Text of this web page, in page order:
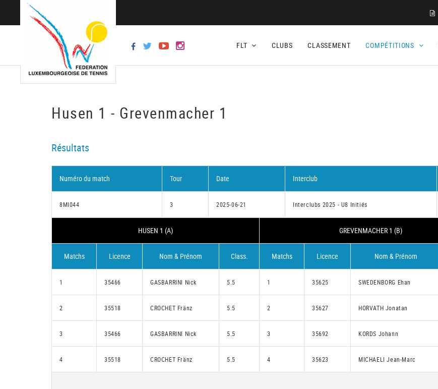
FLT CLUBS CLASSEMENT COMPÉTITIONS
Husen 1 - Grevenmacher 1
Résultats
Numéro du match Tour Date Interclub
8MI044 3 2025-06-21 Interclubs 2025 - U8 Initiés
HUSEN 1 (A) GREVENMACHER 1 (B)
Matchs Licence Nom & Prénom Class. Matchs Licence Nom & Prénom
1 35466 GASBARRINI Nick 5.5 1 35625 SWEDENBORG Ehan
2 35518 CROCHET Fränz 5.5 2 35627 HORVATH Jonatan
3 35466 GASBARRINI Nick 5.5 3 35692 KORDS Johann
4 35518 CROCHET Fränz 5.5 4 35623 MICHAELI Jean-Marc